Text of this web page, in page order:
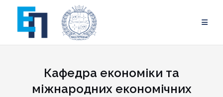
content
Кафедра економіки та
міжнародних економічних